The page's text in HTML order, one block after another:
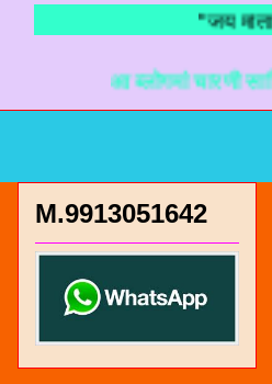
"जय
आ ब्लोगमां चारणी साहित्यने
M.9913051642